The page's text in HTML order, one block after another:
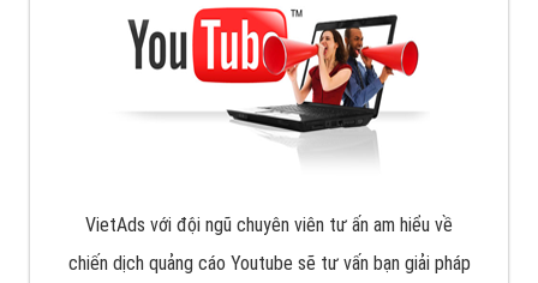
VietAds với đội ngũ chuyên viên tư ấn am hiểu về
chiến dịch quảng cáo Youtube sẽ tư vấn bạn giải pháp